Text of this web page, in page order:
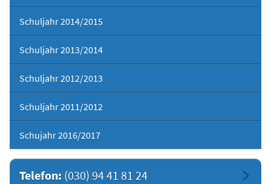
Schuljahr 2014/2015
Schuljahr 2013/2014
Schuljahr 2012/2013
Schuljahr 2011/2012
Schujahr 2016/2017
Telefon: (030) 94 41 81 24